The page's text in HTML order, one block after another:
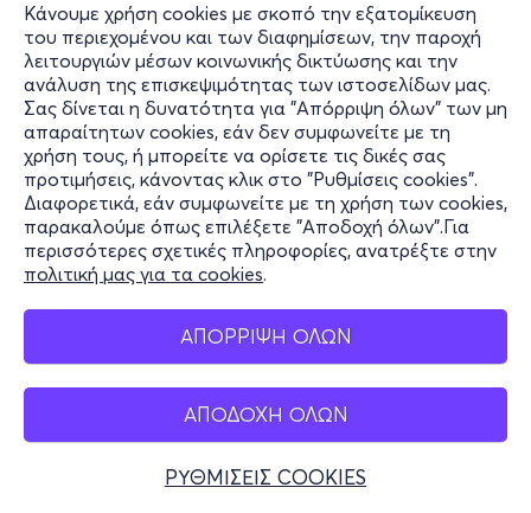
Κάνουμε χρήση cookies με σκοπό την εξατομίκευση
του περιεχομένου και των διαφημίσεων, την παροχή
λειτουργιών μέσων κοινωνικής δικτύωσης και την
ανάλυση της επισκεψιμότητας των ιστοσελίδων μας.
Σας δίνεται η δυνατότητα για "Απόρριψη όλων" των μη
απαραίτητων cookies, εάν δεν συμφωνείτε με τη
χρήση τους, ή μπορείτε να ορίσετε τις δικές σας
προτιμήσεις, κάνοντας κλικ στο "Ρυθμίσεις cookies".
Διαφορετικά, εάν συμφωνείτε με τη χρήση των cookies,
παρακαλούμε όπως επιλέξετε "Αποδοχή όλων".Για
περισσότερες σχετικές πληροφορίες, ανατρέξτε στην
πολιτική μας για τα cookies.
ΑΠΟΡΡΙΨΗ ΟΛΩΝ
ΑΠΟΔΟΧΗ ΟΛΩΝ
ΡΥΘΜΙΣΕΙΣ COOKIES